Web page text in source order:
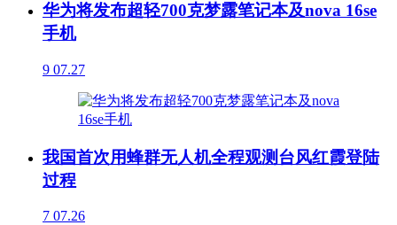
华为将发布超轻700克梦露笔记本及nova 16se
手机
9 07.27
我国首次用蜂群无人机全程观测台风红霞登陆
过程
7 07.26